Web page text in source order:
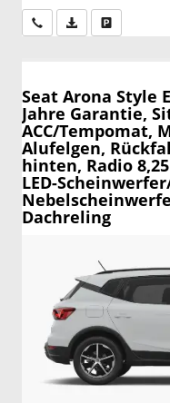
Wir rufen Sie an
PDF-Datei,
Seat Arona Style
Jahre Garantie,
ACC/Tempomat,
Alufelgen,
hinten, Radio
LED-
Dachreling